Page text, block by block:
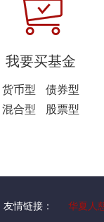
我要买基金
货币型
债券型
混合型
股票型
友情链接： 华夏人